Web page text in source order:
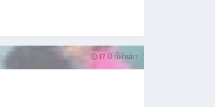
17 ปี ที่ผ่านมา